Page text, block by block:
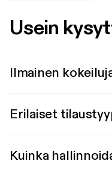
Usein
Ilmainen
Erilaiset
Kuinka